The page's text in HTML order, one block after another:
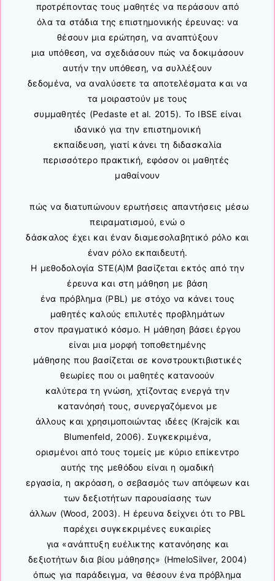
προτρέποντας τους μαθητές να περάσουν από
όλα τα στάδια της επιστημονικής έρευνας: να
θέσουν μια ερώτηση, να αναπτύξουν
μια υπόθεση, να σχεδιάσουν πώς να δοκιμάσουν
αυτήν την υπόθεση, να συλλέξουν
δεδομένα, να αναλύσετε τα αποτελέσματα και να
τα μοιραστούν με τους
συμμαθητές (Pedaste et al. 2015). Το IBSE είναι
ιδανικό για την επιστημονική
εκπαίδευση, γιατί κάνει τη διδασκαλία
περισσότερο πρακτική, εφόσον οι μαθητές
μαθαίνουν
πώς να διατυπώνουν ερωτήσεις απαντήσεις μέσω
πειραματισμού, ενώ ο
δάσκαλος έχει και έναν διαμεσολαβητικό ρόλο και
έναν ρόλο εκπαιδευτή.
Η μεθοδολογία STE(A)M βασίζεται εκτός από την
έρευνα και στη μάθηση με βάση
ένα πρόβλημα (PBL) με στόχο να κάνει τους
μαθητές καλούς επιλυτές προβλημάτων
στον πραγματικό κόσμο. Η μάθηση βάσει έργου
είναι μια μορφή τοποθετημένης
μάθησης που βασίζεται σε κονστρουκτιβιστικές
θεωρίες που οι μαθητές κατανοούν
καλύτερα τη γνώση, χτίζοντας ενεργά την
κατανόησή τους, συνεργαζόμενοι με
άλλους και χρησιμοποιώντας ιδέες (Krajcik και
Blumenfeld, 2006). Συγκεκριμένα,
ορισμένοι από τους τομείς με κύριο επίκεντρο
αυτής της μεθόδου είναι η ομαδική
εργασία, η ακρόαση, ο σεβασμός των απόψεων και
των δεξιοτήτων παρουσίασης των
άλλων (Wood, 2003). Η έρευνα δείχνει ότι το PBL
παρέχει συγκεκριμένες ευκαιρίες
για «ανάπτυξη ευέλικτης κατανόησης και
δεξιοτήτων δια βίου μάθησης» (HmeloSilver, 2004)
όπως για παράδειγμα, να θέσουν ένα πρόβλημα